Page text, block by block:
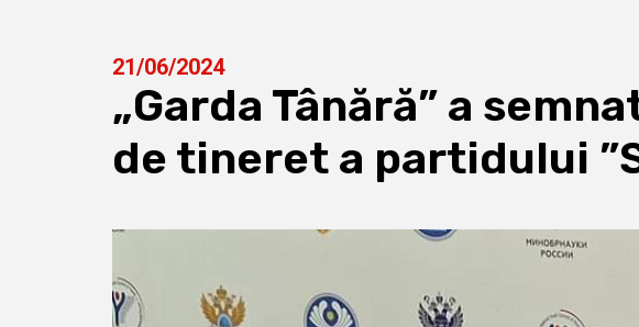
21/06/2024
„Garda Tânără” a
de tineret a partidului